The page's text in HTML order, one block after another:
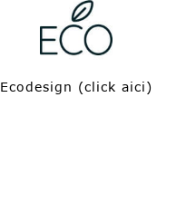
Ecodesign (click aici)